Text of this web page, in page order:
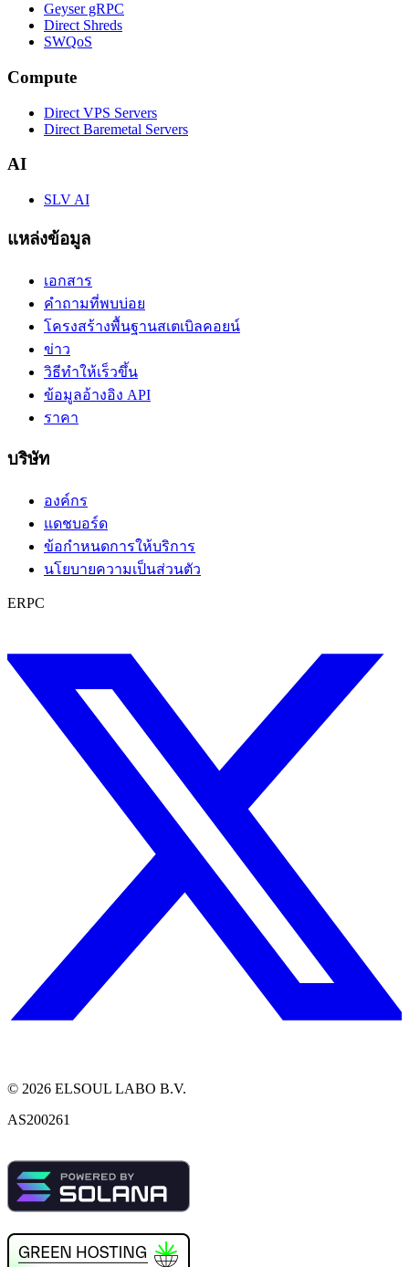
Geyser gRPC
Direct Shreds
SWQoS
Compute
Direct VPS Servers
Direct Baremetal Servers
AI
SLV AI
แหล่งข้อมูล
เอกสาร
คำถามที่พบบ่อย
โครงสร้างพื้นฐานสเตเบิลคอยน์
ข่าว
วิธีทำให้เร็วขึ้น
ข้อมูลอ้างอิง API
ราคา
บริษัท
องค์กร
แดชบอร์ด
ข้อกำหนดการให้บริการ
นโยบายความเป็นส่วนตัว
ERPC
© 2026 ELSOUL LABO B.V.
AS200261